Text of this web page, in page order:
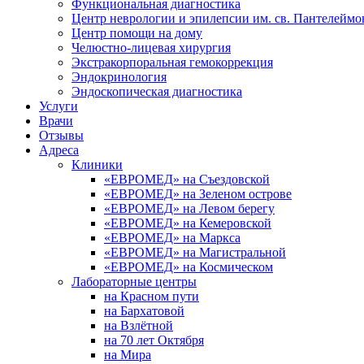
Функциональная диагностика
Центр неврологии и эпилепсии им. св.
Центр помощи на дому
Челюстно-лицевая хирургия
Экстракорпоральная гемокоррекция
Эндокринология
Эндоскопическая диагностика
Услуги
Врачи
Отзывы
Адреса
Клиники
«ЕВРОМЕД» на Съездовской
«ЕВРОМЕД» на Зеленом острове
«ЕВРОМЕД» на Левом берегу
«ЕВРОМЕД» на Кемеровской
«ЕВРОМЕД» на Маркса
«ЕВРОМЕД» на Магистральной
«ЕВРОМЕД» на Космическом
Лабораторные центры
на Красном пути
на Бархатовой
на Взлётной
на 70 лет Октября
на Мира